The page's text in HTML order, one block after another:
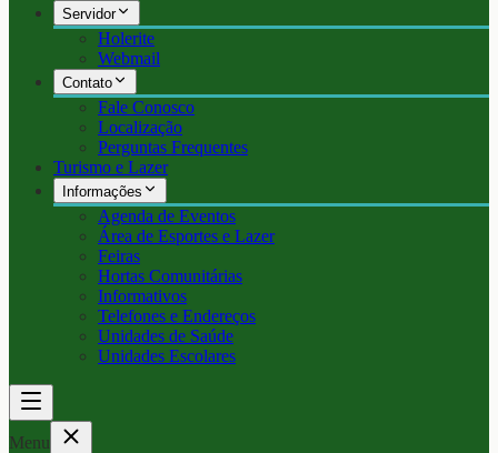
Servidor
Holerite
Webmail
Contato
Fale Conosco
Localização
Perguntas Frequentes
Turismo e Lazer
Informações
Agenda de Eventos
Área de Esportes e Lazer
Feiras
Hortas Comunitárias
Informativos
Telefones e Endereços
Unidades de Saúde
Unidades Escolares
Menu